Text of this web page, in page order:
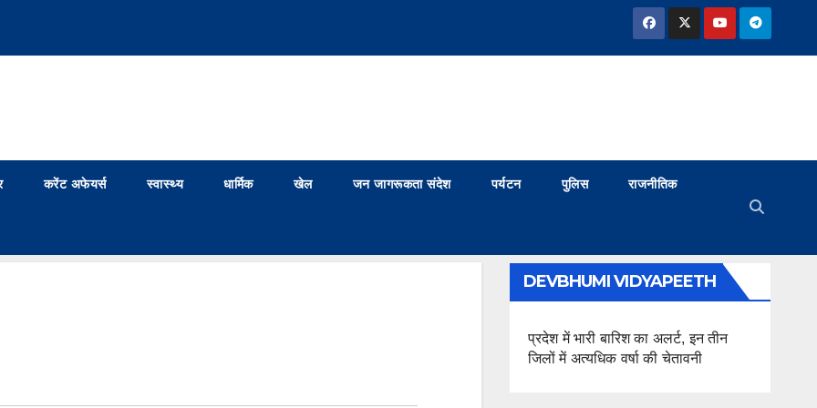
करेंट अफेयर्स स्वास्थ्य धार्मिक खेल जन जागरूकता संदेश पर्यटन पुलिस राजनीतिक
DEVBHUMI VIDYAPEETH
प्रदेश में भारी बारिश का अलर्ट, इन तीन
जिलों में अत्यधिक वर्षा की चेतावनी